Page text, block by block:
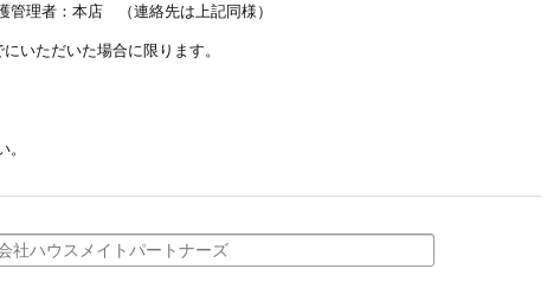
理者：本店 （連絡先は上記同様）
いただいた場合に限ります。